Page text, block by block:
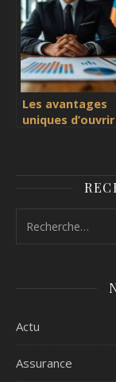
SPB : qu’est-ce
que c’est et
comment le
résilier
efficacement ?
Les avantages
uniques d’ouvrir
Actu
Assurance